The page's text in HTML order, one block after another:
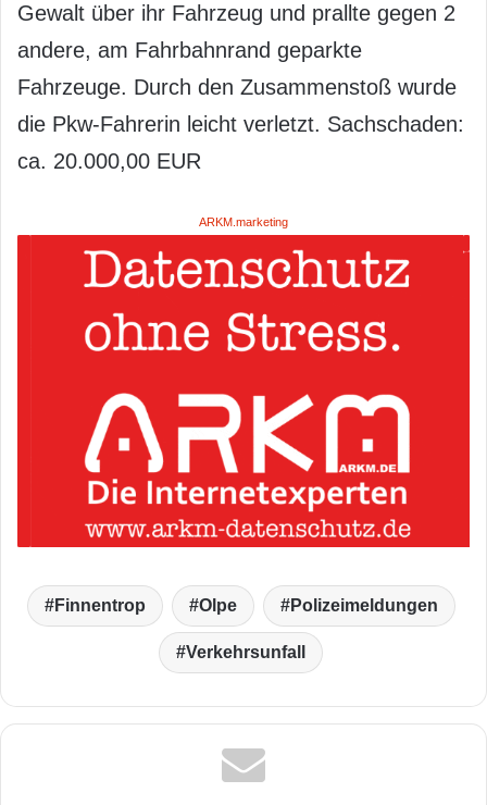
Gewalt über ihr Fahrzeug und prallte gegen 2
andere, am Fahrbahnrand geparkte
Fahrzeuge. Durch den Zusammenstoß wurde
die Pkw-Fahrerin leicht verletzt. Sachschaden:
ca. 20.000,00 EUR
ARKM.marketing
Finnentrop Olpe Polizeimeldungen
Verkehrsunfall